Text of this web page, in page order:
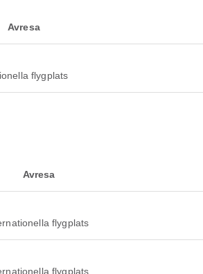
Avresa
flygplats
Avresa
flygplats
flygplats